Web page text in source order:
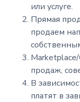
или услуге.
Прямая
продаем
продаж,
В
платят в